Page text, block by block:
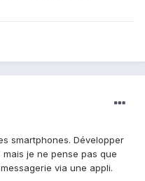
smartphones. Développer
je ne pense pas que
via une appli.